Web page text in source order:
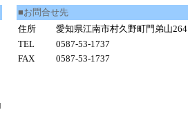
■お問合せ先
住所
愛知県江南市村久野町門弟山264
TEL
0587-53-1737
FAX
0587-53-1737